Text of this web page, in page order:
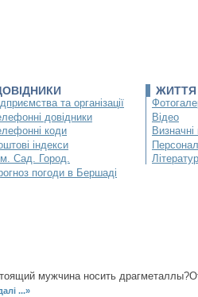
та організації
довідники
коди
індекси
Сад. Город.
погоди в Бершаді
ЖИТТЯ
Відео
мужчина носить
...»